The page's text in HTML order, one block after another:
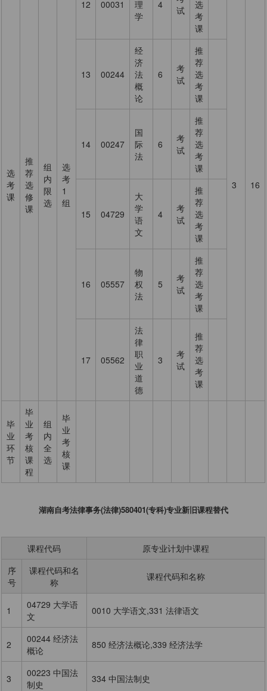
选
考
课
推
荐
选
修
课
组
内
限
选
选
考
1
组
12 00031
理
学
4
试
选
考
课
3 16
13 00244
经
济
法
概
论
6
考
试
推
荐
选
考
课
14 00247
国
际
法
6
考
试
推
荐
选
考
课
15 04729
大
学
语
文
4
考
试
推
荐
选
考
课
16 05557
物
权
法
5
考
试
推
荐
选
考
课
17 05562
法
律
职
业
道
德
3
考
试
推
荐
选
考
课
毕
业
环
节
毕
业
考
核
课
程
组
内
全
选
毕
业
考
核
课
湖南自考法律事务(法律)580401(专科)专业新旧课程替代
课程代码
原专业计划中课程
序
号
课程代码和名
称
课程代码和名称
1
04729 大学语
文
0010 大学语文,331 法律语文
2
00244 经济法
概论
850 经济法概论,339 经济法学
3
00223 中国法
制史
334 中国法制史